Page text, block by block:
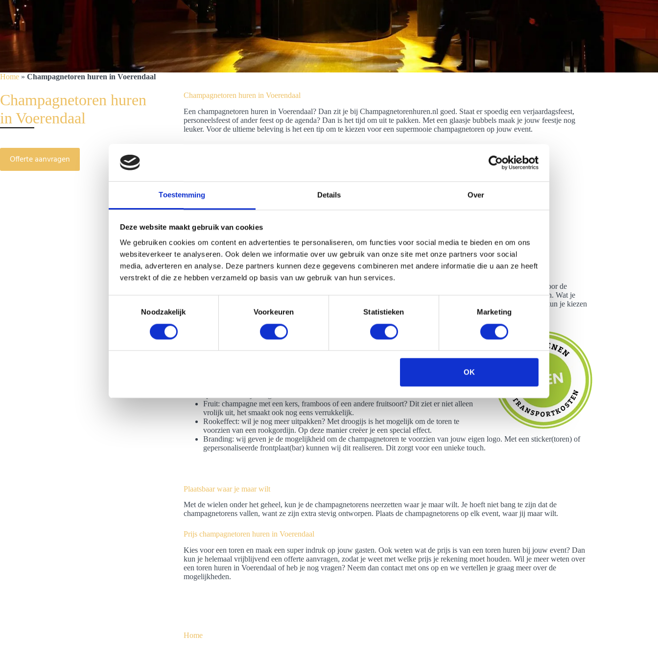
Toestemming Details Over
Deze website maakt gebruik van cookies
We gebruiken cookies om content en advertenties te personaliseren, om functies voor social media te bieden en om ons
websiteverkeer te analyseren. Ook delen we informatie over uw gebruik van onze site met onze partners voor social
media, adverteren en analyse. Deze partners kunnen deze gegevens combineren met andere informatie die u aan ze heeft
verstrekt of die ze hebben verzameld op basis van uw gebruik van hun services.
i
Noodzakelijk Voorkeuren Statistieken Marketing
OK
Home » Champagnetoren huren in Voerendaal
Champagnetoren huren in Voerendaal
Een champagnetoren huren in Voerendaal? Dan zit je bij Champagnetorenhuren.nl goed. Staat er spoedig een verjaardagsfeest,
personeelsfeest of ander feest op de agenda? Dan is het tijd om uit te pakken. Met een glaasje bubbels maak je jouw feestje nog
leuker. Voor de ultieme beleving is het een tip om te kiezen voor een supermooie champagnetoren op jouw event.
Mogelijkheden champagnetoren huren in Voerendaal
Wil je ook een champagnetoren huren in Voerendaal? Dan zijn er uiteenlopende mogelijkheden. Kies of je wilt gaan voor de
premium tower of de grand tower. Per champagnetoren is het mogelijk om deze helemaal naar jouw wens aan te kleden. Wat je
wensen ook zijn: we spelen hier graag op in. Het is mogelijk om te kiezen in welke kleur je de toren wenst en daarbij kun je kiezen
welke kledingstukken we dragen. Dat is niet het enige, want er zijn nog veel meer extra decoratiemogelijkheden:
Champagne bloem: nog meer feest met de Wild Hibiscus. Een eetbare bloem die speciaal
is gekweekt voor champagne.
Gekleurde champagne: ga je een event regelen in een speciale kleur? Laat dan de kleur
van de bubbels veranderen naar het thema van jouw evenement. We voegen allerlei
kleurstoffen toe aan de champagne, wat het mogelijk maakt om de champagne in diverse
Sabrage: een traditionele manier om een fles champagne open te maken. Een uniek
Fruit: champagne met een kers, framboos of een andere fruitsoort? Dit ziet er niet alleen
vrolijk uit, het smaakt ook nog eens verrukkelijk.
Rookeffect: wil je nog meer uitpakken? Met droogijs is het mogelijk om de toren te
voorzien van een rookgordijn. Op deze manier creëer je een special effect.
Branding: wij geven je de mogelijkheid om de champagnetoren te voorzien van jouw eigen logo. Met een sticker(toren) of
gepersonaliseerde frontplaat(bar) kunnen wij dit realiseren. Dit zorgt voor een unieke touch.
Plaatsbaar waar je maar wilt
Met de wielen onder het geheel, kun je de champagnetorens neerzetten waar je maar wilt. Je hoeft niet bang te zijn dat de
champagnetorens vallen, want ze zijn extra stevig ontworpen. Plaats de champagnetorens op elk event, waar jij maar wilt.
Prijs champagnetoren huren in Voerendaal
Kies voor een toren en maak een super indruk op jouw gasten. Ook weten wat de prijs is van een toren huren bij jouw event? Dan
kun je helemaal vrijblijvend een offerte aanvragen, zodat je weet met welke prijs je rekening moet houden. Wil je meer weten over
een toren huren in Voerendaal of heb je nog vragen? Neem dan contact met ons op en we vertellen je graag meer over de
mogelijkheden.
Home
Champagnetoren huren
in Voerendaal
Offerte aanvragen